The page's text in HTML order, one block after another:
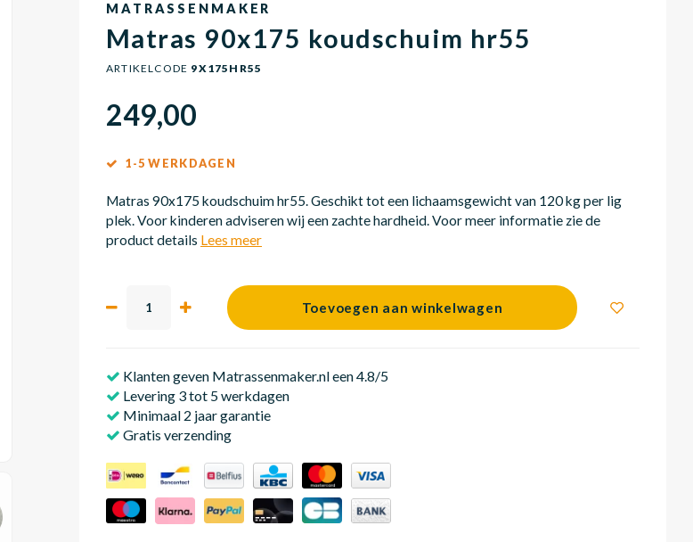
MATRASSENMAKER
Matras 90x175 koudschuim hr55
ARTIKELCODE 9X175HR55
249,00
1-5 WERKDAGEN
Matras 90x175 koudschuim hr55. Geschikt tot een lichaamsgewicht van 120 kg per lig
plek. Voor kinderen adviseren wij een zachte hardheid. Voor meer informatie zie de
product details Lees meer
Toevoegen aan winkelwagen
Klanten geven Matrassenmaker.nl een 4.8/5
Levering 3 tot 5 werkdagen
Minimaal 2 jaar garantie
Gratis verzending